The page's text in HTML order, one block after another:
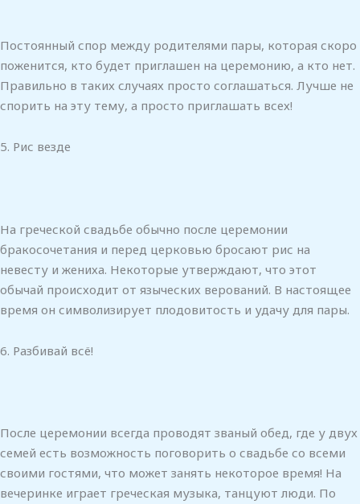
Постоянный спор между родителями пары, которая скоро
поженится, кто будет приглашен на церемонию, а кто нет.
Правильно в таких случаях просто соглашаться. Лучше не
спорить на эту тему, а просто приглашать всех!
5. Рис везде
На греческой свадьбе обычно после церемонии
бракосочетания и перед церковью бросают рис на
невесту и жениха. Некоторые утверждают, что этот
обычай происходит от языческих верований. В настоящее
время он символизирует плодовитость и удачу для пары.
6. Разбивай всё!
После церемонии всегда проводят званый обед, где у двух
семей есть возможность поговорить о свадьбе со всеми
своими гостями, что может занять некоторое время! На
вечеринке играет греческая музыка, танцуют люди. По